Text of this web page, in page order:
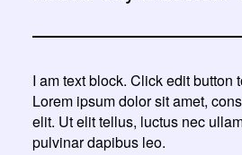
I am text block. Click edit button
Lorem ipsum dolor sit amet,
elit. Ut elit tellus, luctus nec
pulvinar dapibus leo.